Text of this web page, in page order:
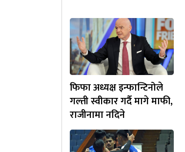
फिफा अध्यक्ष इन्फान्टिनोले
गल्ती स्वीकार गर्दै मागे माफी,
राजीनामा नदिने